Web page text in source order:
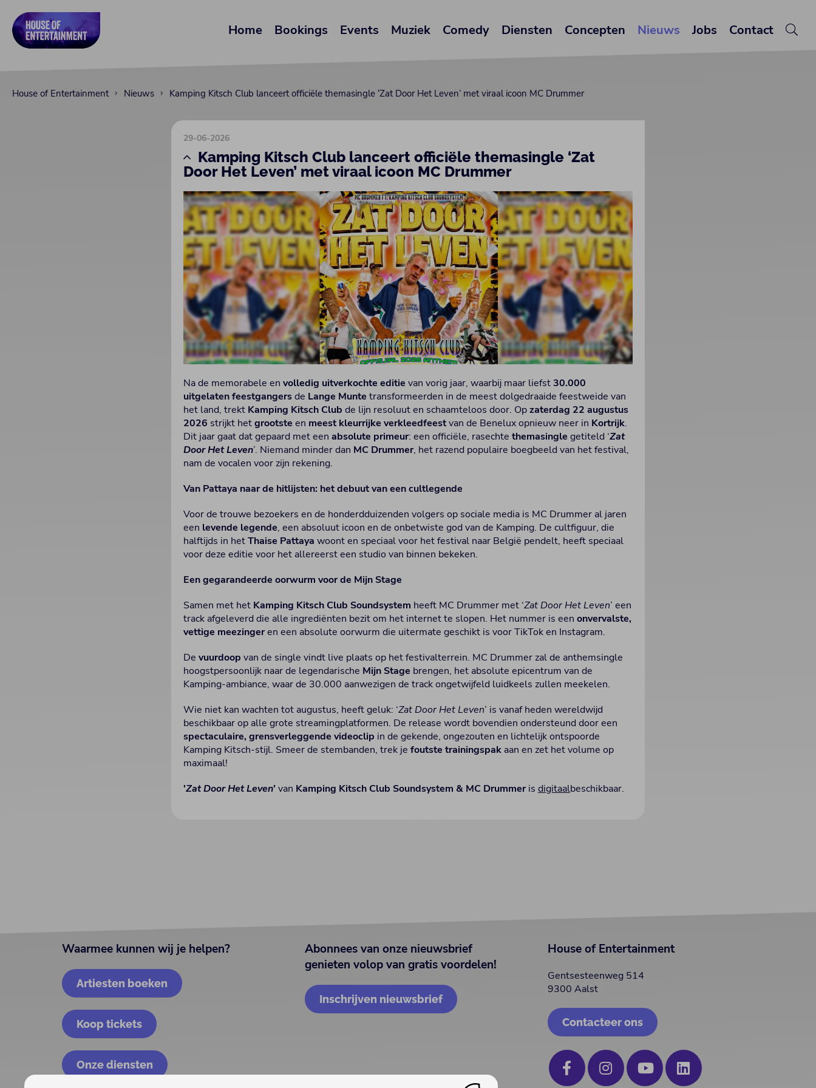
Home Bookings Events Muziek Comedy Diensten Concepten Nieuws Jobs Contact
House of Entertainment Nieuws Kamping Kitsch Club lanceert officiële themasingle ‘Zat Door Het Leven’ met viraal icoon MC Drummer
29-06-2026
Kamping Kitsch Club lanceert officiële themasingle ‘Zat
Door Het Leven’ met viraal icoon MC Drummer
Na de memorabele en volledig uitverkochte editievan vorig jaar, waarbij maar liefst30.000
uitgelaten feestgangersde Lange Munte transformeerden in de meest dolgedraaide feestweide van
het land, trekt Kamping Kitsch Club de lijn resoluut en schaamteloos door. Opzaterdag 22 augustus
2026 strijkt hetgrootste en meest kleurrijke verkleedfeestvan de Benelux opnieuw neer in Kortrijk.
Dit jaar gaat dat gepaard met eenabsolute primeur: een officiële, rasechtethemasingle getiteld ‘Zat
Door Het Leven’. Niemand minder dan MC Drummer, het razend populaire boegbeeld van het festival,
nam de vocalen voor zijn rekening.
Van Pattaya naar de hitlijsten: het debuut van een cultlegende
Voor de trouwe bezoekers en de honderdduizenden volgers op sociale media is MC Drummer al jaren
een levende legende, een absoluut icoon en de onbetwiste god van de Kamping. De cultfiguur, die
halftijds in hetThaise Pattayawoont en speciaal voor het festival naar België pendelt, heeft speciaal
voor deze editie voor het allereerst een studio van binnen bekeken.
Een gegarandeerde oorwurm voor de Mijn Stage
Samen met het Kamping Kitsch Club Soundsystem heeft MC Drummer met ‘Zat Door Het Leven’ een
track afgeleverd die alle ingrediënten bezit om het internet te slopen. Het nummer is eenonvervalste,
vettige meezingeren een absolute oorwurm die uitermate geschikt is voor TikTok en Instagram.
Devuurdoop van de single vindt live plaats op het festivalterrein. MC Drummer zal de anthemsingle
hoogstpersoonlijk naar de legendarische Mijn Stage brengen, het absolute epicentrum van de
Kamping-ambiance, waar de 30.000 aanwezigen de track ongetwijfeld luidkeels zullen meekelen.
Wie niet kan wachten tot augustus, heeft geluk: ‘Zat Door Het Leven’ is vanaf heden wereldwijd
beschikbaar op alle grote streamingplatformen. De release wordt bovendien ondersteund door een
spectaculaire, grensverleggende videoclip in de gekende, ongezouten en lichtelijk ontspoorde
Kamping Kitsch-stijl. Smeer de stembanden, trek jefoutste trainingspak aan en zet het volume op
maximaal!
'Zat Door Het Leven' van Kamping Kitsch Club Soundsystem & MC Drummer isdigitaalbeschikbaar.
Waarmee kunnen wij je helpen?
Artiesten boeken
Koop tickets
Onze diensten
Abonnees van onze nieuwsbrief
genieten volop van gratis voordelen!
Inschrijven nieuwsbrief
House of Entertainment
Gentsesteenweg 514
9300 Aalst
Contacteer ons